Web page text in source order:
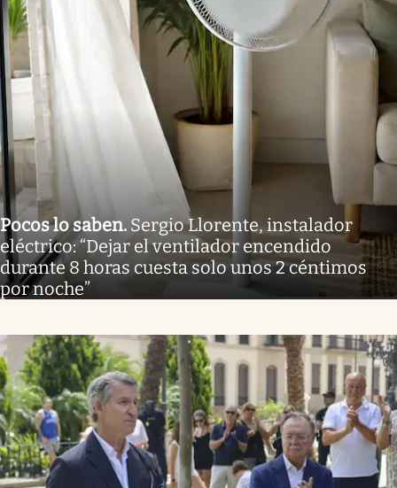
Pocos lo saben. Sergio Llorente, instalador
eléctrico: “Dejar el ventilador encendido
durante 8 horas cuesta solo unos 2 céntimos
por noche”